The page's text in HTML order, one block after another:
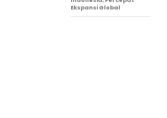
Ekspansi Global